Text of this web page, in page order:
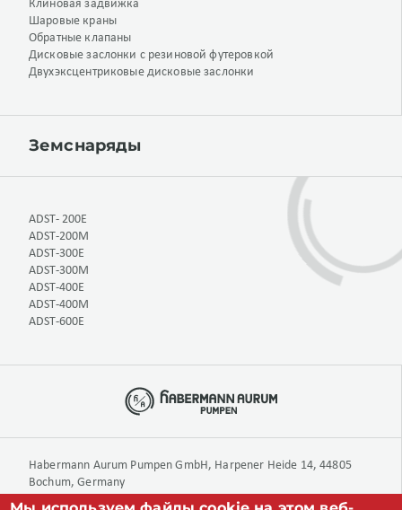
Клиновая задвижка
Шаровые краны
Обратные клапаны
Дисковые заслонки с резиновой футеровкой
Двухэксцентриковые дисковые заслонки
Земснаряды
ADST- 200E
ADST-200M
ADST-300E
ADST-300M
ADST-400E
ADST-400M
ADST-600E
Habermann Aurum Pumpen GmbH, Harpener Heide 14, 44805
Bochum, Germany